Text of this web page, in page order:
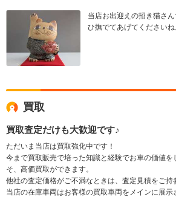
当店お出迎えの招き猫さ
ひ撫でてあげてくださいね
買取
買取査定だけも大歓迎です♪
ただいま当店は買取強化中です！
今まで買取販売で培った知識と経験でお車の価値を
そ、高価買取ができます。
他社の査定価格がご不満なときは、査定見積をご持
当店の在庫車両はお客様の買取車両をメインに展示